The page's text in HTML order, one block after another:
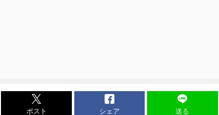
ポスト シェア 送る